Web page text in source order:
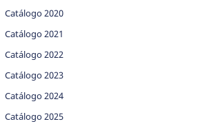
Catálogo 2020
Catálogo 2021
Catálogo 2022
Catálogo 2023
Catálogo 2024
Catálogo 2025